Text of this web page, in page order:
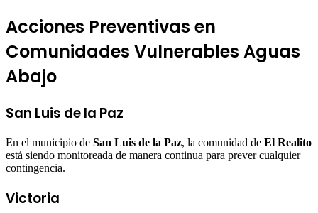
Acciones Preventivas en
Comunidades Vulnerables Aguas
Abajo
San Luis de la Paz
En el municipio de San Luis de la Paz, la comunidad de El Realito
está siendo monitoreada de manera continua para prever cualquier
contingencia.
Victoria